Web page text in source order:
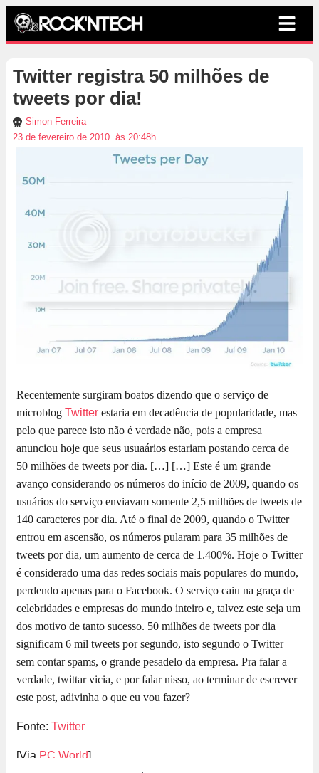
Twitter registra 50 milhões de
tweets por dia!
Simon Ferreira
23 de fevereiro de 2010, às 20:48h
Recentemente surgiram boatos dizendo que o serviço de
microblog Twitter estaria em decadência de popularidade, mas
pelo que parece isto não é verdade não, pois a empresa
anunciou hoje que seus usuaários estariam postando cerca de
50 milhões de tweets por dia. […] […] Este é um grande
avanço considerando os números do início de 2009, quando os
usuários do serviço enviavam somente 2,5 milhões de tweets de
140 caracteres por dia. Até o final de 2009, quando o Twitter
entrou em ascensão, os números pularam para 35 milhões de
tweets por dia, um aumento de cerca de 1.400%. Hoje o Twitter
é considerado uma das redes sociais mais populares do mundo,
perdendo apenas para o Facebook. O serviço caiu na graça de
celebridades e empresas do mundo inteiro e, talvez este seja um
dos motivo de tanto sucesso. 50 milhões de tweets por dia
significam 6 mil tweets por segundo, isto segundo o Twitter
sem contar spams, o grande pesadelo da empresa. Pra falar a
verdade, twittar vicia, e por falar nisso, ao terminar de escrever
este post, adivinha o que eu vou fazer?
Fonte: Twitter
[Via PC World]